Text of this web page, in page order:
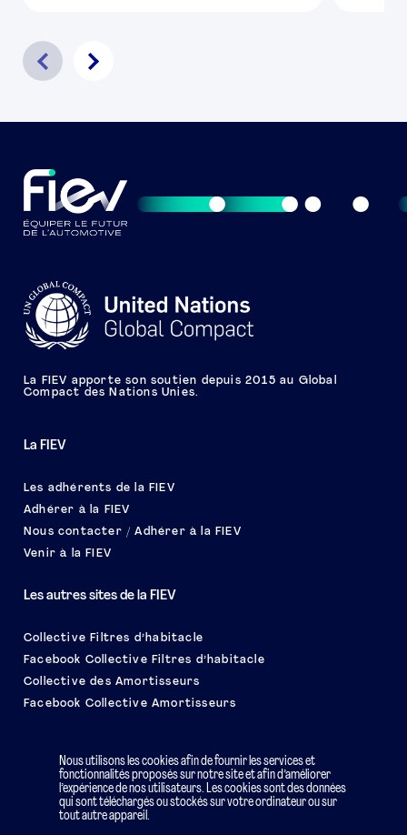
La FIEV
Les adhérents de la FIEV
Adhérer à la FIEV
Nous contacter / Adhérer à la FIEV
Venir à la FIEV
Les autres sites de la FIEV
Collective Filtres d’habitacle
Facebook Collective Filtres d’habitacle
Collective des Amortisseurs
Facebook Collective Amortisseurs
La FIEV apporte son soutien depuis 2015 au Global
Compact des Nations Unies.
Nous utilisons les cookies afin de fournir les services et
fonctionnalités proposés sur notre site et afin d’améliorer
l’expérience de nos utilisateurs. Les cookies sont des données
qui sont téléchargés ou stockés sur votre ordinateur ou sur
tout autre appareil.